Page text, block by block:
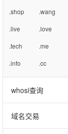
.shop
.wang
.live
.love
.tech
.me
.info
.cc
whosi查询
域名交易